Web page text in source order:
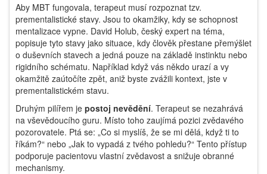
Aby MBT fungovala, terapeut musí rozpoznat tzv.
prementalistické stavy. Jsou to okamžiky, kdy se schopnost
mentalizace vypne. David Holub, český expert na téma,
popisuje tyto stavy jako situace, kdy člověk přestane přemýšlet
o duševních stavech a jedná pouze na základě instinktu nebo
rigidního schématu. Například když vás někdo urazí a vy
okamžitě zaútočíte zpět, aniž byste zvážili kontext, jste v
prementalistickém stavu.
Druhým pilířem je postoj nevědění. Terapeut se nezahrává
na vševědoucího guru. Místo toho zaujímá pozici zvědavého
pozorovatele. Ptá se: „Co si myslíš, že se mi dělá, když ti to
říkám?“ nebo „Jak to vypadá z tvého pohledu?“ Tento přístup
podporuje pacientovu vlastní zvědavost a snižuje obranné
mechanismy.